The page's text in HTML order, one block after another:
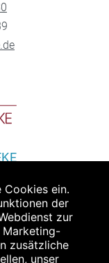
Cookies ein.
der
zur
Marketing-
zusätzliche
unser